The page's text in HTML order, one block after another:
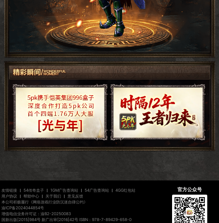
友情链接 54传奇盒子 1GM广告查询站 54广告查询站
4GG红包站
用户协议
帮助中心 关于我们
意见反馈
本公司积极履行《网络游戏行业防沉迷自律公约》
渝ICP备2024044854号
增值电信业务许可证：渝B2-20250083
国新出版[2015]984号 新广出审[2016]42号 ISBN：978-7-89429-658-0
官方公众号